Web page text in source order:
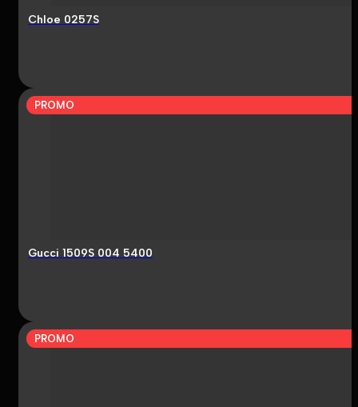
Chloe 0257S
PROMO
Gucci 1509S 004 5400
PROMO